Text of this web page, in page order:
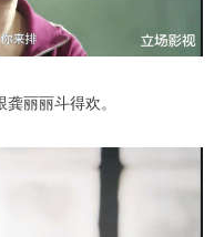
丽丽斗得欢。